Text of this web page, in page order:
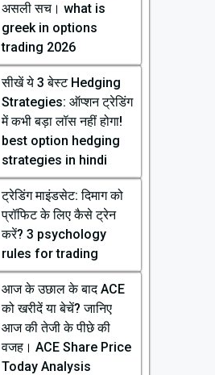
असली सच। what is
greek in options
trading 2026
सीखें ये 3 बेस्ट Hedging
Strategies: ऑप्शन ट्रेडिंग
में कभी बड़ा लॉस नहीं होगा!
best option hedging
strategies in hindi
ट्रेडिंग माइंडसेट: दिमाग को
प्रॉफिट के लिए कैसे ट्रेन
करें? 3 psychology
rules for trading
आज के उछाल के बाद ACE
को खरीदें या बेचें? जानिए
आज की तेजी के पीछे की
वजह। ACE Share Price
Today Analysis